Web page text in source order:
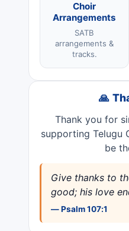
Choir
Arrangements
SATB
arrangements &
tracks.
🙏
Thank you for
supporting Telugu
be
Give thanks to
good; his love
— Psalm 107:1